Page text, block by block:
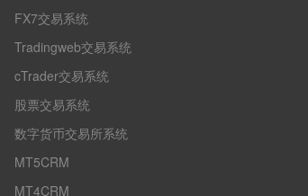
FX7交易系统
Tradingweb交易系统
cTrader交易系统
股票交易系统
数字货币交易所系统
MT5CRM
MT4CRM